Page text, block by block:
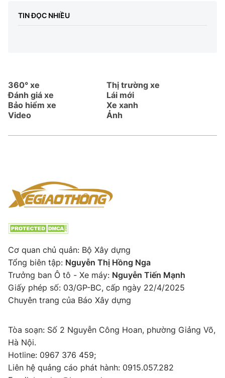
TIN ĐỌC NHIỀU
360° xe
Thị trường xe
Đánh giá xe
Lái mới
Bảo hiểm xe
Xe xanh
Video
Ảnh
Cơ quan chủ quản: Bộ Xây dựng
Tổng biên tập: Nguyễn Thị Hồng Nga
Trưởng ban Ô tô - Xe máy: Nguyễn Tiến Mạnh
Giấy phép số: 03/GP-BC, cấp ngày 22/4/2025
Chuyên trang của Báo Xây dựng
Tòa soạn: Số 2 Nguyễn Công Hoan, phường Giảng Võ,
Hà Nội.
Hotline: 0967 376 459;
Liên hệ quảng cáo phát hành: 0915.057.282